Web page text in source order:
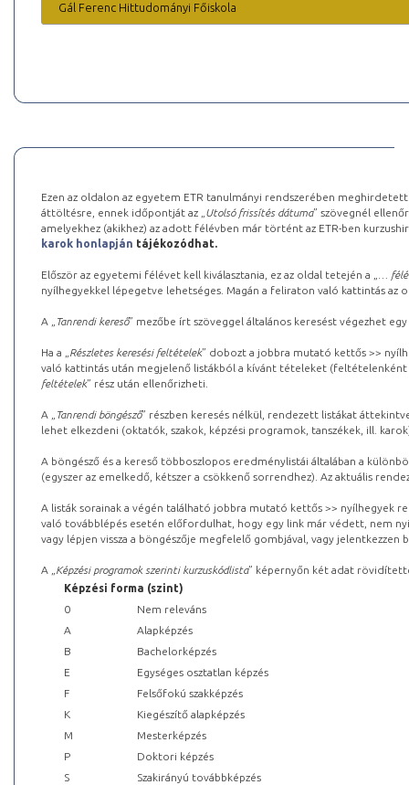
Gál Ferenc Hittudományi Főiskola
Ezen az oldalon az egyetem ETR tanulmányi rendszerében
áttöltésre, ennek időpontját az „ Utolsó frissítés dátuma” szövegnél
amelyekhez (akikhez) az adott félévben már történt az ETR-ben
karok honlapján tájékozódhat.
Először az egyetemi félévet kell kiválasztania, ez az oldal tetején a „
…
nyílhegyekkel lépegetve lehetséges. Magán a feliraton való kattintás az
A „ Tanrendi kereső” mezőbe írt szöveggel általános keresést végezhet
Ha a „ Részletes keresési feltételek” dobozt a jobbra mutató kettős >>
való kattintás után megjelenő listákból a kívánt tételeket (feltételenként
feltételek” rész után ellenőrizheti.
A „ Tanrendi böngésző” részben keresés nélkül, rendezett listákat
lehet elkezdeni (oktatók, szakok, képzési programok, tanszékek, ill.
A böngésző és a kereső többoszlopos eredménylistái általában a
(egyszer az emelkedő, kétszer a csökkenő sorrendhez). Az aktuális
A listák sorainak a végén található jobbra mutató kettős >> nyílhegyek
való továbblépés esetén előfordulhat, hogy egy link már védett, nem
vagy lépjen vissza a böngészője megfelelő gombjával, vagy
A „ Képzési programok szerinti kurzuskódlista” képernyőn két adat
Képzési forma (szint)
0
Nem releváns
A
Alapképzés
B
Bachelorképzés
E
Egységes osztatlan képzés
F
Felsőfokú szakképzés
K
Kiegészítő alapképzés
M
Mesterképzés
P
Doktori képzés
S
Szakirányú továbbképzés